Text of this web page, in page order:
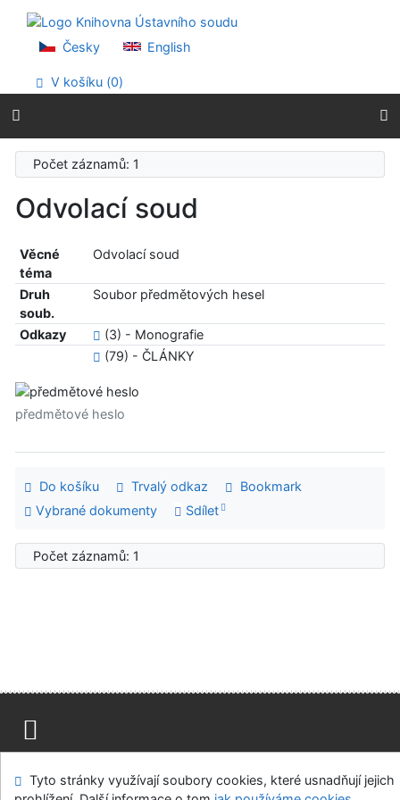
Přejít na menu
Prohlášení o webové přístupnosti
Česky English
V košíku (0)
Počet záznamů: 1
Odvolací soud
Věcné
téma
Odvolací soud
Druh
soub.
Soubor předmětových hesel
Odkazy
(3) - Monografie
(79) - ČLÁNKY
předmětové heslo
Do košíku Trvalý odkaz
Bookmark
Vybrané dokumenty
Sdílet
Počet záznamů: 1
Modul OpenSearch
Napište nám Nastavení cookies
Tyto stránky využívají soubory cookies, které usnadňují jejich